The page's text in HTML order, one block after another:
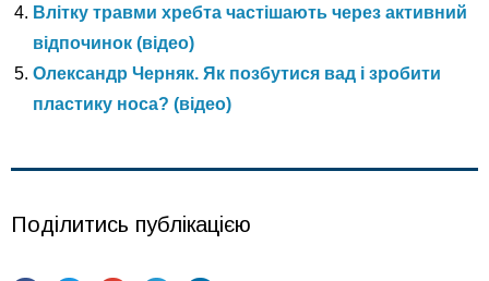
Влітку травми хребта частішають через активний
відпочинок (відео)
Олександр Черняк. Як позбутися вад і зробити
пластику носа? (відео)
Поділитись публікацією